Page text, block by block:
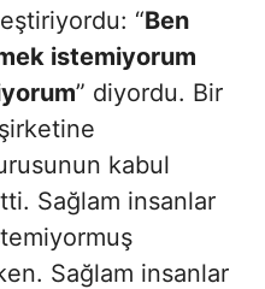
“Ben
istemiyorum
” diyordu. Bir
kabul
Sağlam insanlar
Sağlam insanlar